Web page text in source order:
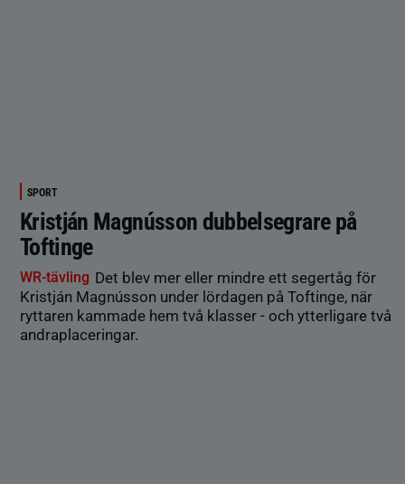
SPORT
Kristján Magnússon dubbelsegrare på
Toftinge
WR-tävling Det blev mer eller mindre ett segertåg för
Kristján Magnússon under lördagen på Toftinge, när
ryttaren kammade hem två klasser - och ytterligare två
andraplaceringar.